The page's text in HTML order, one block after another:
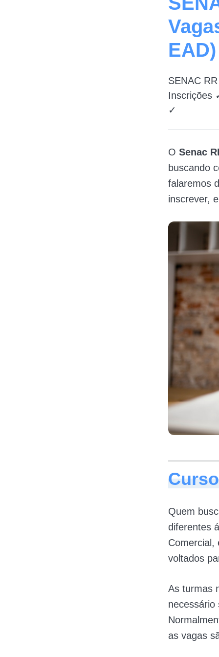
EAD)
SENAC
Inscrições
✓
O Senac
buscando
falaremos
inscrever,
Quem
diferentes
voltados
As turmas
as vagas